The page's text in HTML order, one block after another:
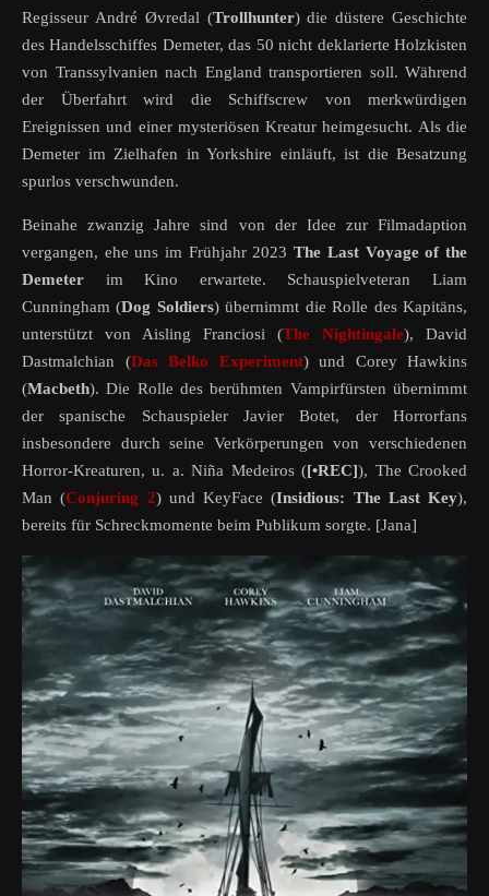
Regisseur André Øvredal (Trollhunter) die düstere Geschichte
des Handelsschiffes Demeter, das 50 nicht deklarierte Holzkisten
von Transsylvanien nach England transportieren soll. Während
der Überfahrt wird die Schiffscrew von merkwürdigen
Ereignissen und einer mysteriösen Kreatur heimgesucht. Als die
Demeter im Zielhafen in Yorkshire einläuft, ist die Besatzung
spurlos verschwunden.
Beinahe zwanzig Jahre sind von der Idee zur Filmadaption
vergangen, ehe uns im Frühjahr 2023The Last Voyage of the
Demeter im Kino erwartete. Schauspielveteran Liam
Cunningham (Dog Soldiers) übernimmt die Rolle des Kapitäns,
unterstützt von Aisling Franciosi (The Nightingale), David
Dastmalchian (Das Belko Experiment) und Corey Hawkins
(Macbeth). Die Rolle des berühmten Vampirfürsten übernimmt
der spanische Schauspieler Javier Botet, der Horrorfans
insbesondere durch seine Verkörperungen von verschiedenen
Horror-Kreaturen, u. a. Niña Medeiros ([•REC]), The Crooked
Man (Conjuring 2) und KeyFace (Insidious: The Last Key),
bereits für Schreckmomente beim Publikum sorgte. [Jana]